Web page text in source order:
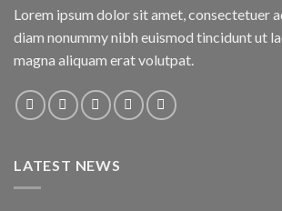
Lorem ipsum dolor sit amet, consectetuer
diam nonummy nibh euismod tincidunt ut
magna aliquam erat volutpat.
LATEST NEWS